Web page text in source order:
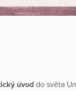
úvod do světa